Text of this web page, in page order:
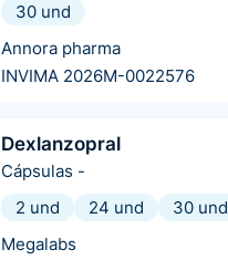
30 und
Annora pharma
INVIMA 2026M-0022576
Dexlanzopral
Cápsulas -
2 und
24 und 30 und
Megalabs